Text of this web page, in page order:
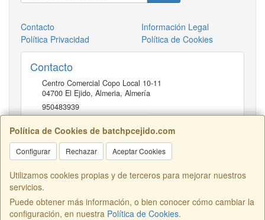
Política de Cookies de batchpcejido.com
Configurar Rechazar Aceptar Cookies
Utilizamos cookies propias y de terceros para mejorar nuestros
servicios.
Puede obtener más información, o bien conocer cómo cambiar la
configuración, en nuestra Política de Cookies.
Contacto
Información Legal
Política Privacidad
Política de Cookies
Contacto
Centro Comercial Copo Local 10-11
04700 El Ejido, Almeria, Almería
950483939
Horario
10 a 22H
Centro Comercial Copo Local 46, 04700, Almería, España. - C.I.F.:
B04401741 - Tfno: 950483939